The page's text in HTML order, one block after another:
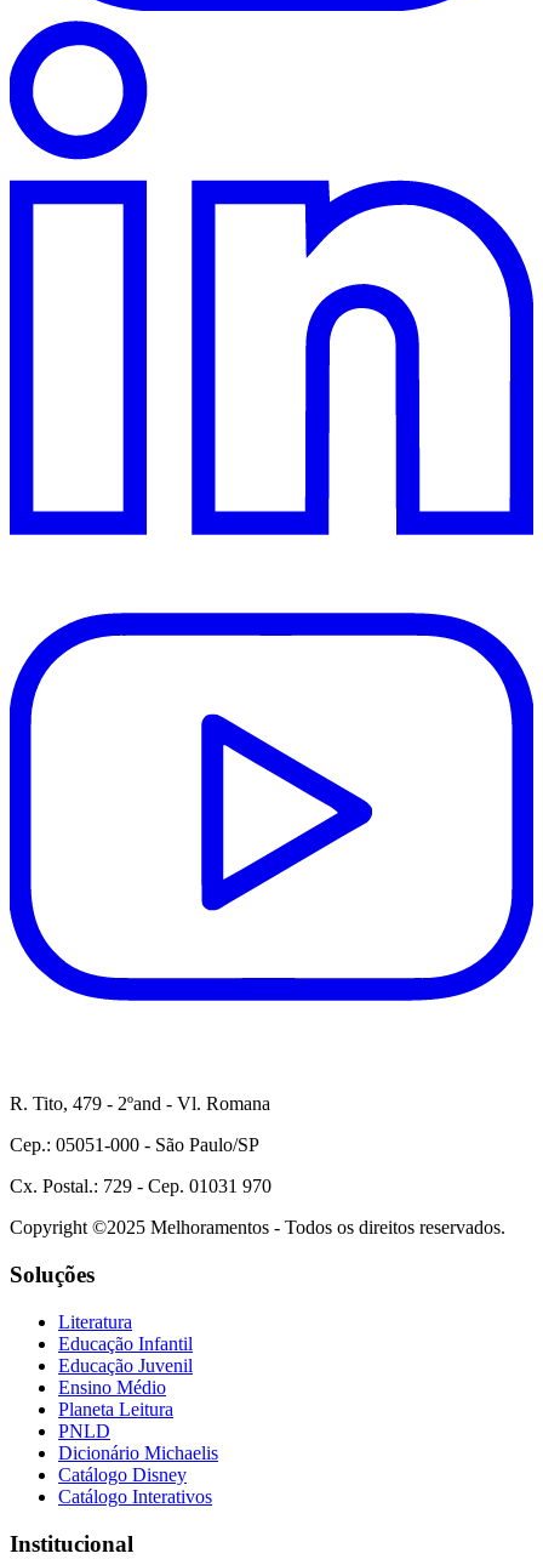
R. Tito, 479 - 2ºand - Vl. Romana
Cep.: 05051-000 - São Paulo/SP
Cx. Postal.: 729 - Cep. 01031 970
Copyright ©2025 Melhoramentos - Todos os direitos reservados.
Soluções
Literatura
Educação Infantil
Educação Juvenil
Ensino Médio
Planeta Leitura
PNLD
Dicionário Michaelis
Catálogo Disney
Catálogo Interativos
Institucional